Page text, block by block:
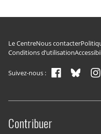
Navigation du
Le CentreNous contacter
Conditions d’utilisation
Suivez-nous :
Site menu
Contribuer